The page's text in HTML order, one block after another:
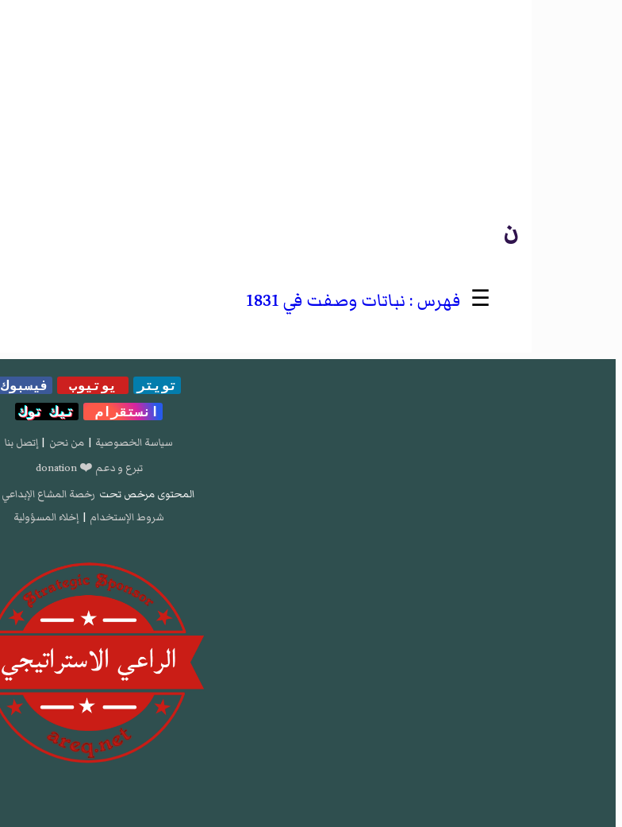
ن
☰ نباتات وصفت في 1831
تويتر يوتيوب
فيسبوك
انستقرام
تيك توك
سياسة الخصوصية | من نحن | إتصل بنا
تبرع و دعم ❤️ donation
المحتوى مرخص تحت رخصة المشاع الإبداعي 3.0
شروط الإستخدام | إخلاء المسؤولية